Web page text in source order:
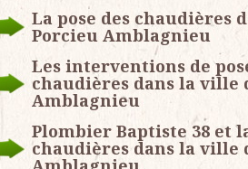
La pose des chaudières
Porcieu Amblagnieu
Les interventions de
chaudières dans la ville
Amblagnieu
Plombier Baptiste 38 et
chaudières dans la ville